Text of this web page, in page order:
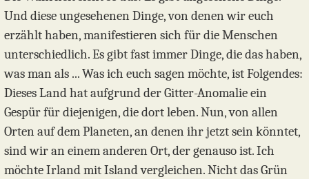
Und diese ungesehenen Dinge, von denen wir euch
erzählt haben, manifestieren sich für die Menschen
unterschiedlich. Es gibt fast immer Dinge, die das haben,
was man als ... Was ich euch sagen möchte, ist Folgendes:
Dieses Land hat aufgrund der Gitter-Anomalie ein
Gespür für diejenigen, die dort leben. Nun, von allen
Orten auf dem Planeten, an denen ihr jetzt sein könntet,
sind wir an einem anderen Ort, der genauso ist. Ich
möchte Irland mit Island vergleichen. Nicht das Grün